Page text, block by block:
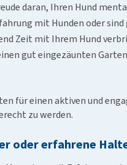
daran, Ihren Hund
mit Hunden oder
Zeit mit Ihrem Hund
gut eingezäunten
für einen aktiven und
zu werden.
oder erfahrene